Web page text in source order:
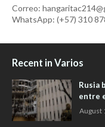
Correo:
WhatsApp: (+57) 310
Recent in Varios
Rusia
entre
August